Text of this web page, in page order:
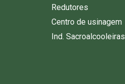
Redutores
Centro de usinagem
Ind. Sacroalcooleiras